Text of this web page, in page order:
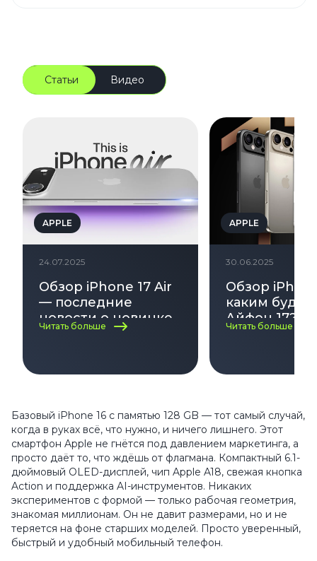
Статьи Видео
APPLE
24.07.2025
Обзор iPhone 17 Air
— последние
новости о новинке
Apple
Читать больше
APPLE
30.06.2025
Обзор
каким
Айфон 17?
выхода,
Читать больше
Базовый iPhone 16 с памятью 128 GB — тот самый случай,
когда в руках всё, что нужно, и ничего лишнего. Этот
смартфон Apple не гнётся под давлением маркетинга, а
просто даёт то, что ждёшь от флагмана. Компактный 6.1-
дюймовый OLED-дисплей, чип Apple A18, свежая кнопка
Action и поддержка AI-инструментов. Никаких
экспериментов с формой — только рабочая геометрия,
знакомая миллионам. Он не давит размерами, но и не
теряется на фоне старших моделей. Просто уверенный,
быстрый и удобный мобильный телефон.